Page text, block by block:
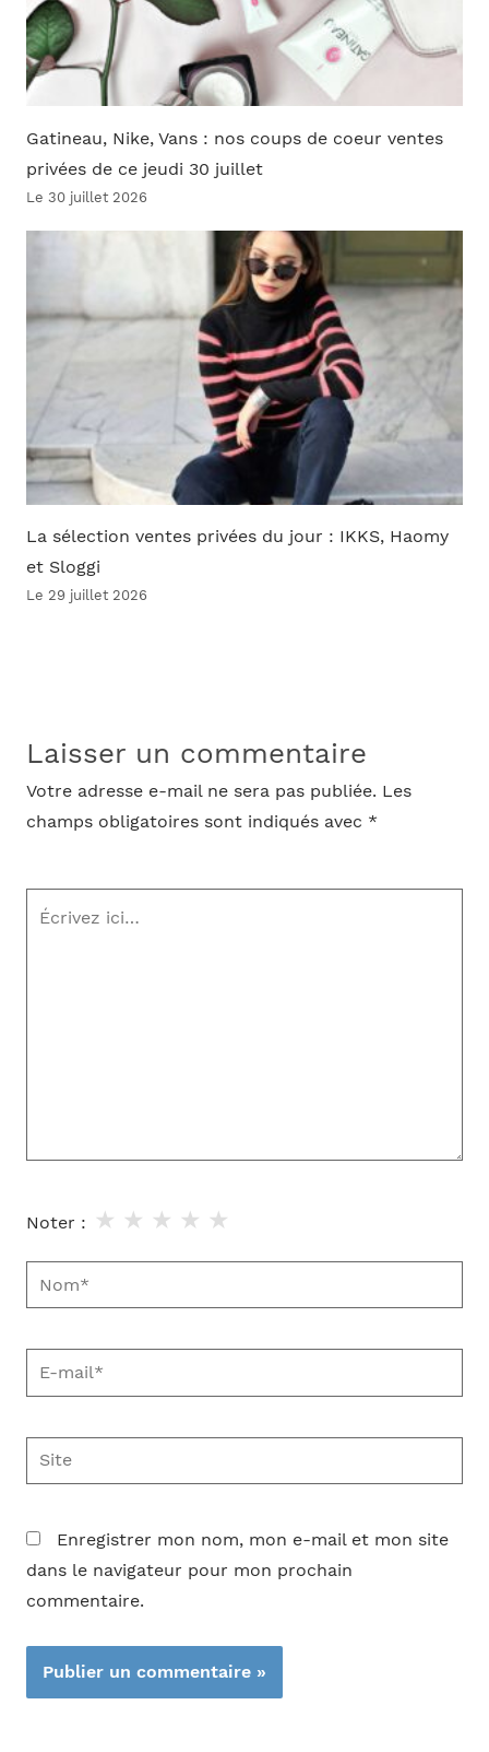
Gatineau, Nike, Vans : nos coups de coeur ventes
privées de ce jeudi 30 juillet
Le 30 juillet 2026
La sélection ventes privées du jour : IKKS, Haomy
et Sloggi
Le 29 juillet 2026
Laisser un commentaire
Votre adresse e-mail ne sera pas publiée. Les
champs obligatoires sont indiqués avec *
Écrivez
Noter : ★
★
★
★
★
Nom*
E-
mail*
Site
Enregistrer mon nom, mon e-mail et mon site
dans le navigateur pour mon prochain
commentaire.